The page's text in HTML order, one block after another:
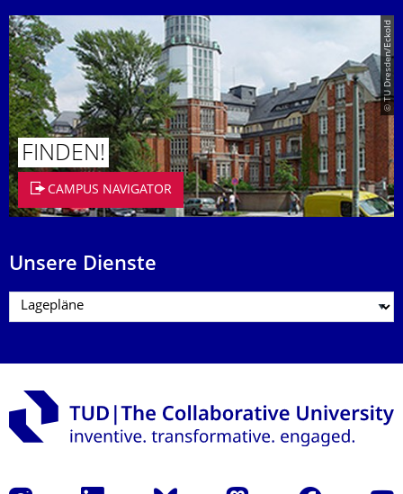
© TU Dresden/Eckold
FINDEN!
CAMPUS NAVIGATOR
Unsere Dienste